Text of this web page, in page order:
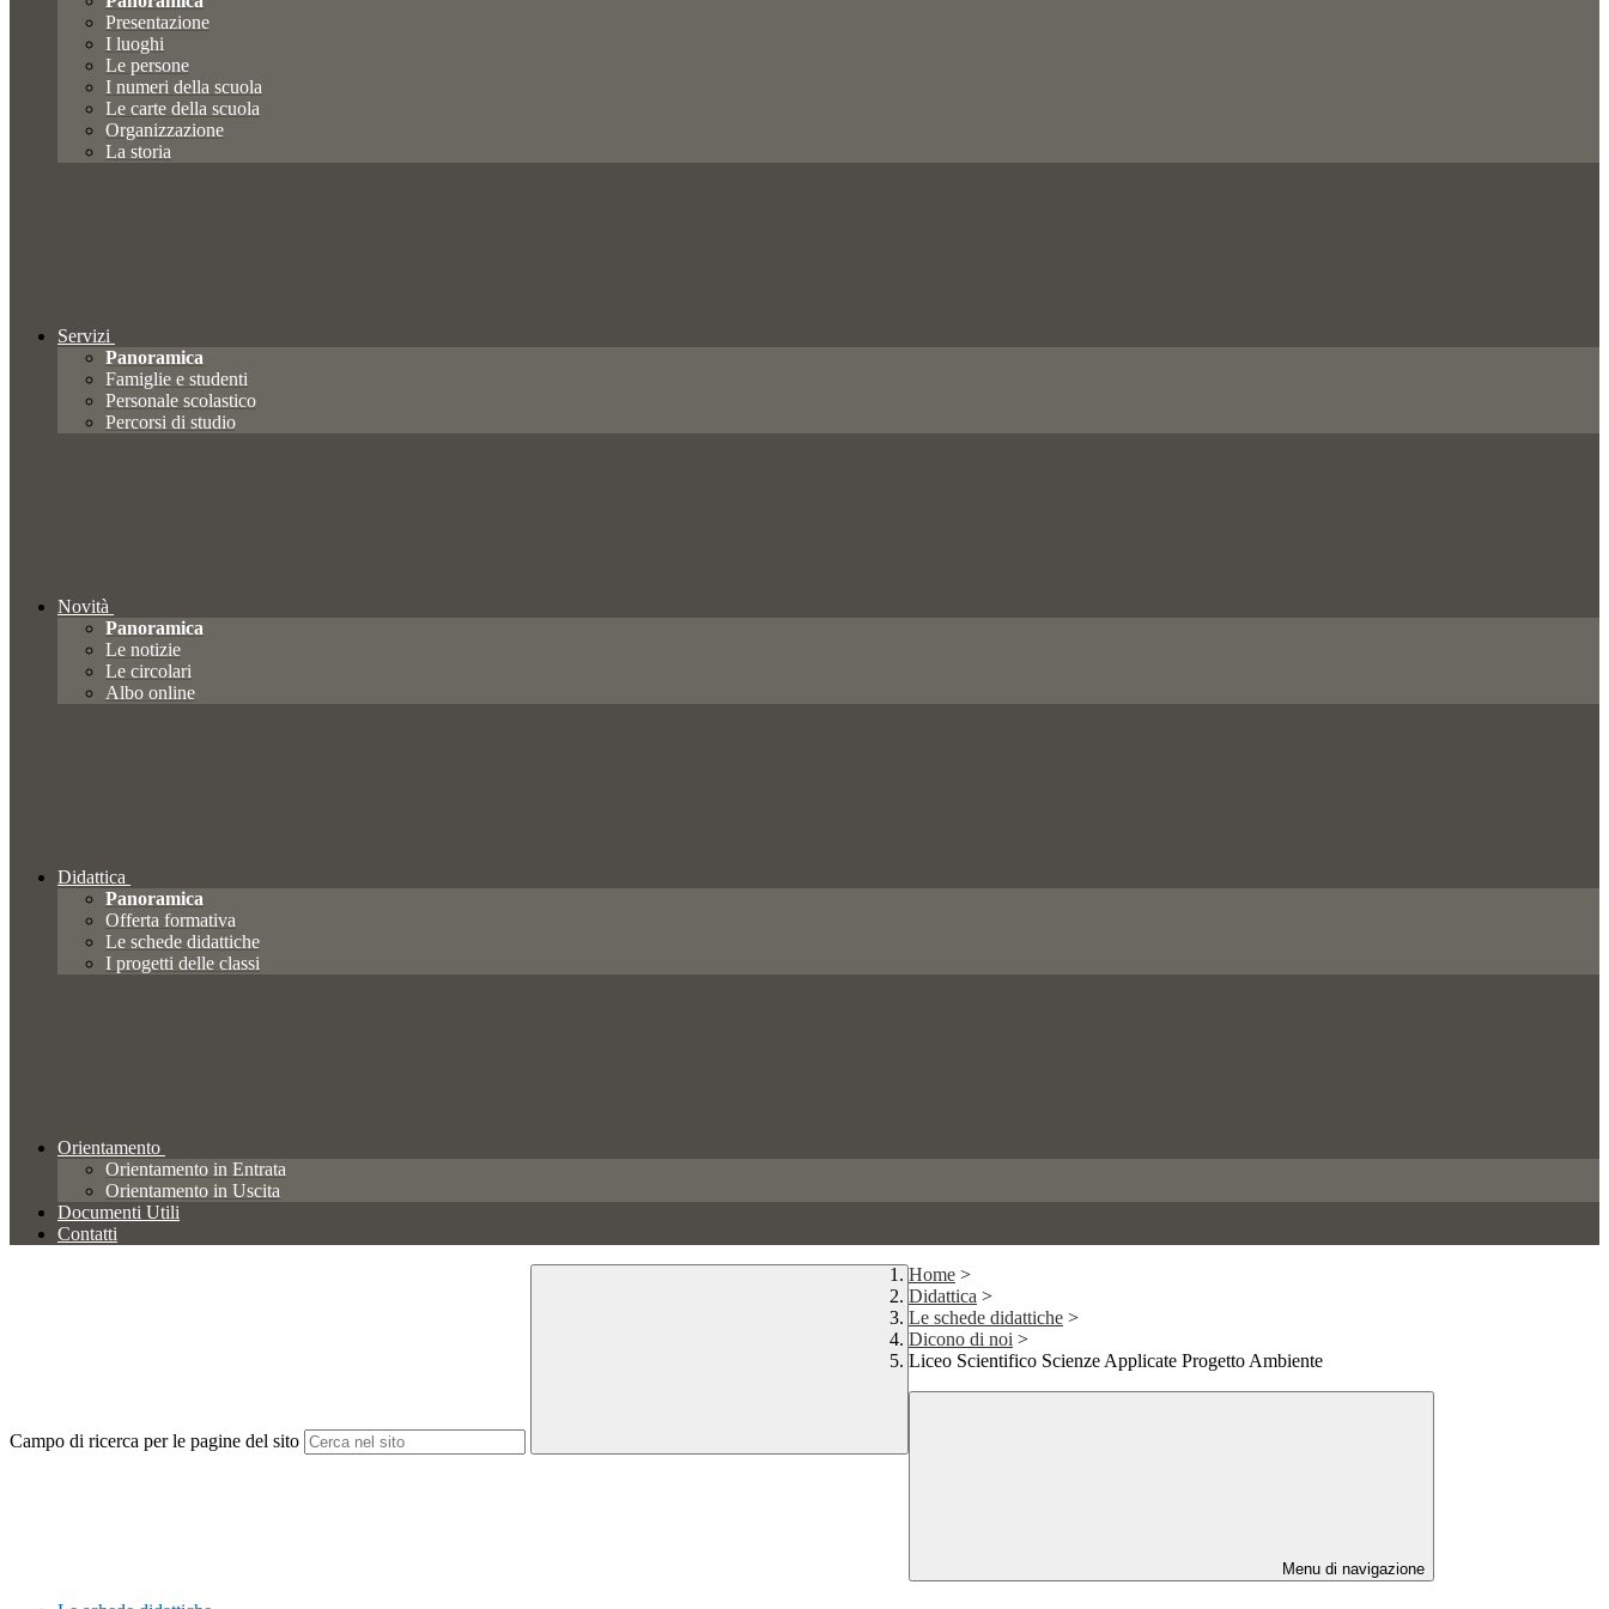
Presentazione
I luoghi
Le persone
I numeri della scuola
Le carte della scuola
Organizzazione
La storia
Servizi
Panoramica
Famiglie e studenti
Personale scolastico
Percorsi di studio
Novità
Panoramica
Le notizie
Le circolari
Albo online
Didattica
Panoramica
Offerta formativa
Le schede didattiche
I progetti delle classi
Orientamento
Orientamento in Entrata
Orientamento in Uscita
Documenti Utili
Contatti
Campo di ricerca per le pagine del sito
Home >
Didattica >
Le schede didattiche >
Dicono di noi >
Liceo Scientifico Scienze Applicate Progetto Ambiente
Menu di navigazione